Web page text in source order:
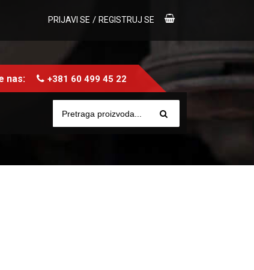
PRIJAVI SE / REGISTRUJ SE
nas: +381 60 499 45 22